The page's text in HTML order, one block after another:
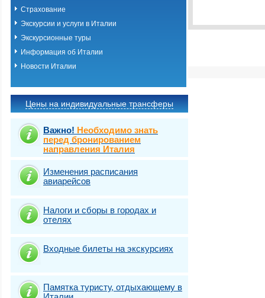
Страхование
Экскурсии и услуги в Италии
Экскурсионные туры
Информация об Италии
Новости Италии
Цены на индивидуальные трансферы
Важно! Необходимо знать
перед бронированием
направления Италия
Изменения расписания
авиарейсов
Налоги и сборы в городах и
отелях
Входные билеты на экскурсиях
Памятка туристу, отдыхающему в